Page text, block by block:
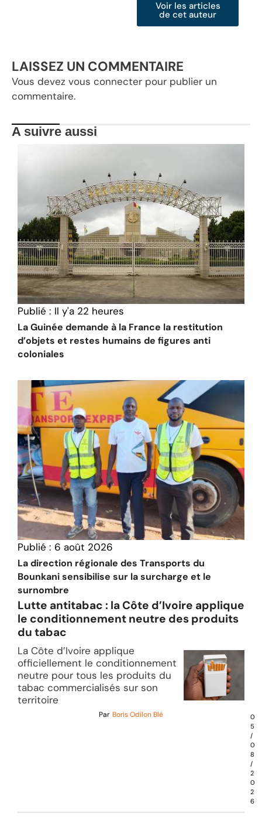
Voir les articles
de cet auteur
LAISSEZ UN COMMENTAIRE
Vous devez vous connecter pour publier un
commentaire.
A suivre aussi
Publié : Il y'a 22 heures
La Guinée demande à la France la restitution
d’objets et restes humains de figures anti
coloniales
Publié : 6 août 2026
La direction régionale des Transports du
Bounkani sensibilise sur la surcharge et le
surnombre
Lutte antitabac : la Côte d’Ivoire applique
le conditionnement neutre des produits
du tabac
La Côte d’Ivoire applique
officiellement le conditionnement
neutre pour tous les produits du
tabac commercialisés sur son
territoire
Par Boris Odilon Blé
0
5
/
0
8
/
2
0
2
6